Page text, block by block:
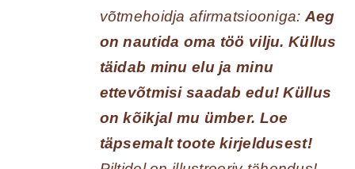
võtmehoidja afirmatsiooniga: Aeg
on nautida oma töö vilju. Küllus
täidab minu elu ja minu
ettevõtmisi saadab edu! Küllus
on kõikjal mu ümber. Loe
täpsemalt toote kirjeldusest!